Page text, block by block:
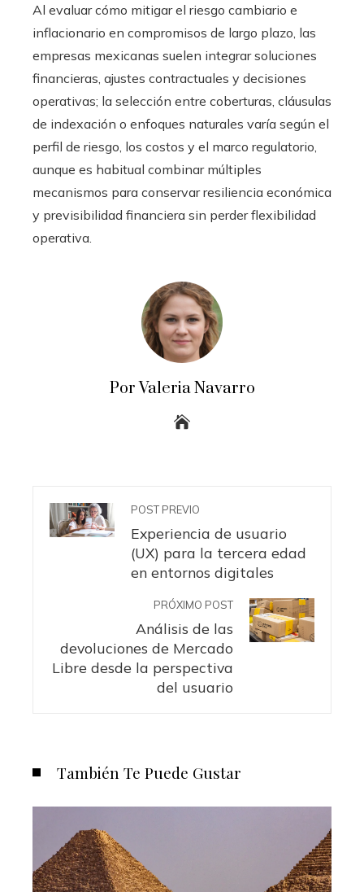
Al evaluar cómo mitigar el riesgo cambiario e
inflacionario en compromisos de largo plazo, las
empresas mexicanas suelen integrar soluciones
financieras, ajustes contractuales y decisiones
operativas; la selección entre coberturas, cláusulas
de indexación o enfoques naturales varía según el
perfil de riesgo, los costos y el marco regulatorio,
aunque es habitual combinar múltiples
mecanismos para conservar resiliencia económica
y previsibilidad financiera sin perder flexibilidad
operativa.
Por Valeria Navarro
POST PREVIO
Experiencia de usuario
(UX) para la tercera edad
en entornos digitales
PRÓXIMO POST
Análisis de las
devoluciones de Mercado
Libre desde la perspectiva
del usuario
También Te Puede Gustar